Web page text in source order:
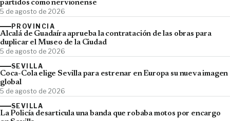
partidos como nervionense
5 de agosto de 2026
PROVINCIA
Alcalá de Guadaíra aprueba la contratación de las obras para
duplicar el Museo de la Ciudad
5 de agosto de 2026
SEVILLA
Coca-Cola elige Sevilla para estrenar en Europa su nueva imagen
global
5 de agosto de 2026
SEVILLA
La Policía desarticula una banda que robaba motos por encargo